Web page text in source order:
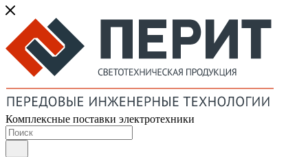
Комплексные поставки электротехники